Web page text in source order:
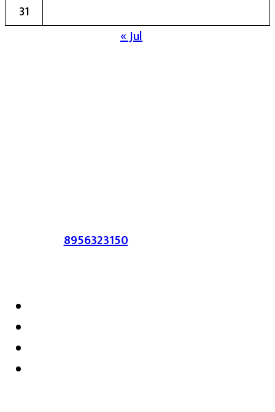
31
« Jul
संपर्क :-8956323150/ ईमेल :-